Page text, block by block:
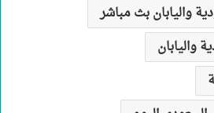
واليابان بث مباشر
واليابان